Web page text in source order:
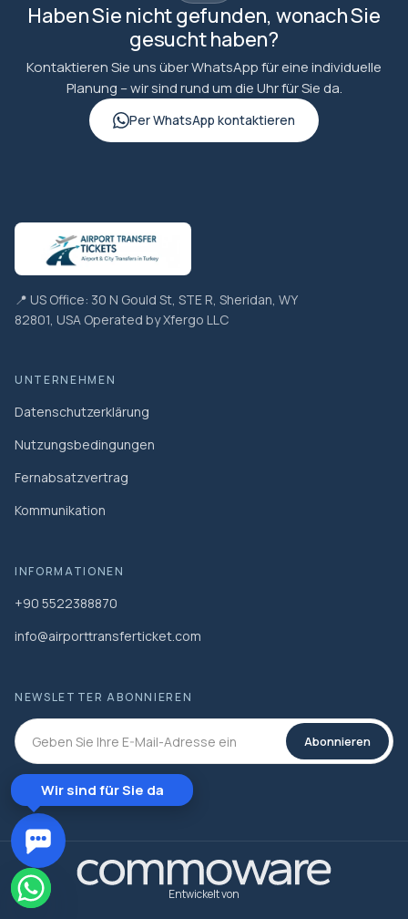
Haben Sie nicht gefunden, wonach Sie
gesucht haben?
Kontaktieren Sie uns über WhatsApp für eine individuelle
Planung – wir sind rund um die Uhr für Sie da.
Per WhatsApp kontaktieren
📍 US Office: 30 N Gould St, STE R, Sheridan, WY
82801, USA Operated by Xfergo LLC
UNTERNEHMEN
Datenschutzerklärung
Nutzungsbedingungen
Fernabsatzvertrag
Kommunikation
INFORMATIONEN
+90 5522388870
info@airporttransferticket.com
NEWSLETTER ABONNIEREN
Abonnieren
Entwickelt von
Wir sind für Sie da